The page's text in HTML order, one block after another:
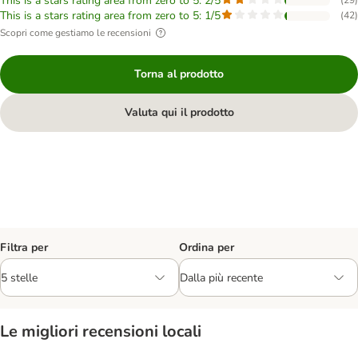
This is a stars rating area from zero to 5: 1/5 (42)
Scopri come gestiamo le recensioni
Torna al prodotto
Valuta qui il prodotto
Filtra per Ordina per
Le migliori recensioni locali